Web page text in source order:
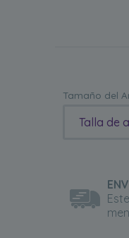
Tamaño del
Talla de